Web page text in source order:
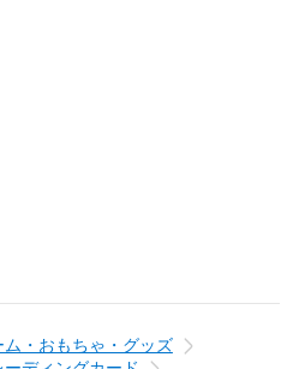
ム・おもちゃ・グッズ